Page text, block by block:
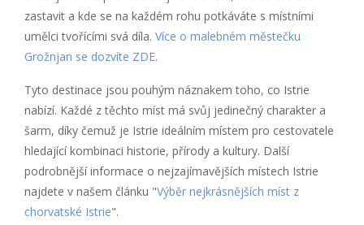
zastavit a kde se na každém rohu potkáváte s místními
umělci tvořícími svá díla. Více o malebném městečku
Grožnjan se dozvíte ZDE.
Tyto destinace jsou pouhým náznakem toho, co Istrie
nabízí. Každé z těchto míst má svůj jedinečný charakter a
šarm, díky čemuž je Istrie ideálním místem pro cestovatele
hledající kombinaci historie, přírody a kultury. Další
podrobnější informace o nejzajímavějších místech Istrie
najdete v našem článku "Výběr nejkrásnějších míst z
chorvatské Istrie".